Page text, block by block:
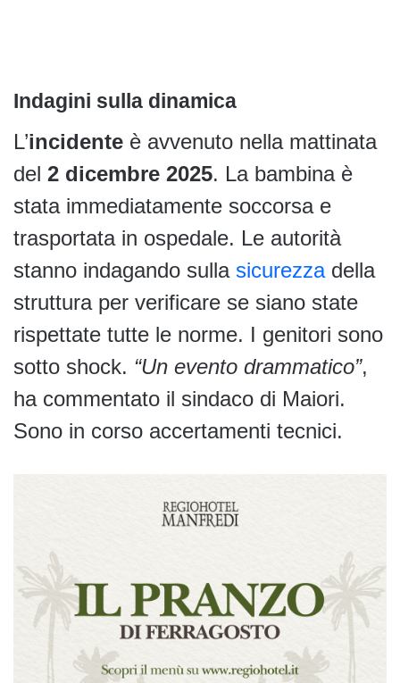
Indagini sulla dinamica
L’incidente è avvenuto nella mattinata
del 2 dicembre 2025. La bambina è
stata immediatamente soccorsa e
trasportata in ospedale. Le autorità
stanno indagando sulla sicurezzadella
struttura per verificare se siano state
rispettate tutte le norme. I genitori sono
sotto shock. “Un evento drammatico”,
ha commentato il sindaco di Maiori.
Sono in corso accertamenti tecnici.